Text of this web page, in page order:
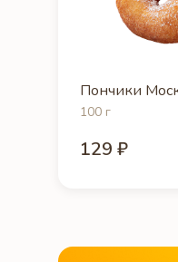
Пончики
100 г
129 ₽